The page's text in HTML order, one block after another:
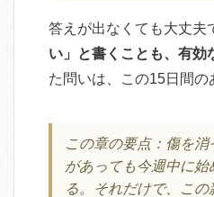
答えが出なくても大丈夫
い」と書くことも、有効
た問いは、この15日間の
この章の要点：傷を
があっても今週中に
る。それだけで、この